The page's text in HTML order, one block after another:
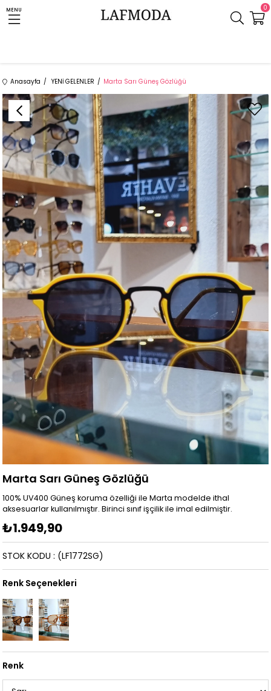
MENU 0
Anasayfa YENİ GELENLER Marta Sarı Güneş Gözlüğü
Marta Sarı Güneş Gözlüğü
100% UV400 Güneş koruma özelliği ile Marta modelde ithal
aksesuarlar kullanılmıştır. Birinci sınıf işçilik ile imal edilmiştir.
₺1.949,90
(LF1772SG)
STOK KODU
Renk Seçenekleri
Renk